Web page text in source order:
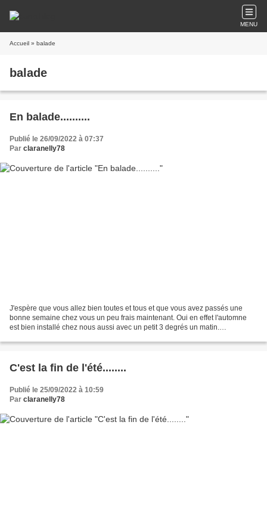
MENU
Accueil » balade
balade
En balade..........
Publié le 26/09/2022 à 07:37
Par claranelly78
J'espère que vous allez bien toutes et tous et que vous avez passés une
bonne semaine chez vous un peu frais maintenant. Oui en effet l'automne
est bien installé chez nous aussi avec un petit 3 degrés un matin.
C'est la fin de l'été........
Publié le 25/09/2022 à 10:59
Par claranelly78